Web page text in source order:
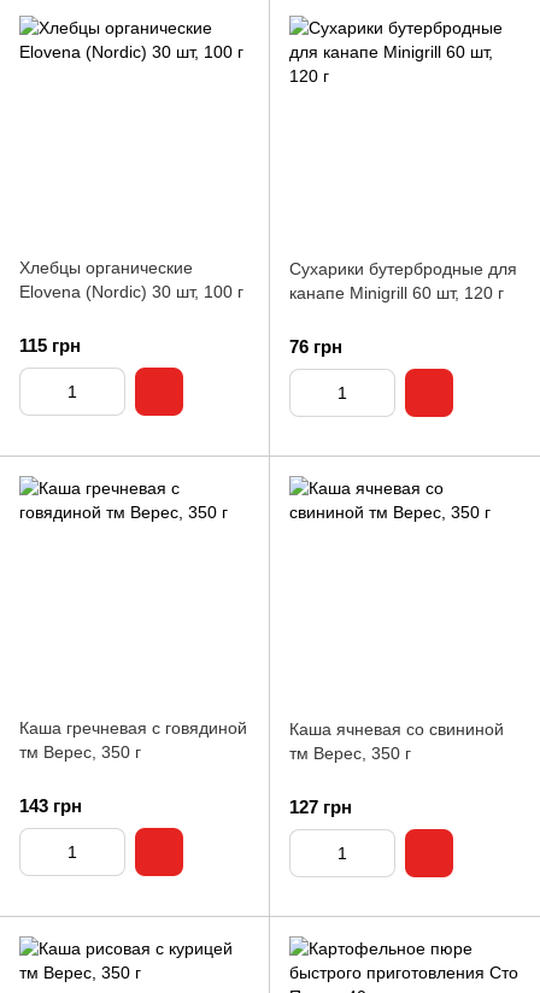
Хлебцы органические
Elovena (Nordic) 30 шт, 100 г
115 грн
Сухарики бутербродные для
канапе Minigrill 60 шт, 120 г
76 грн
Каша гречневая с говядиной
тм Верес, 350 г
143 грн
Каша ячневая со свининой
тм Верес, 350 г
127 грн